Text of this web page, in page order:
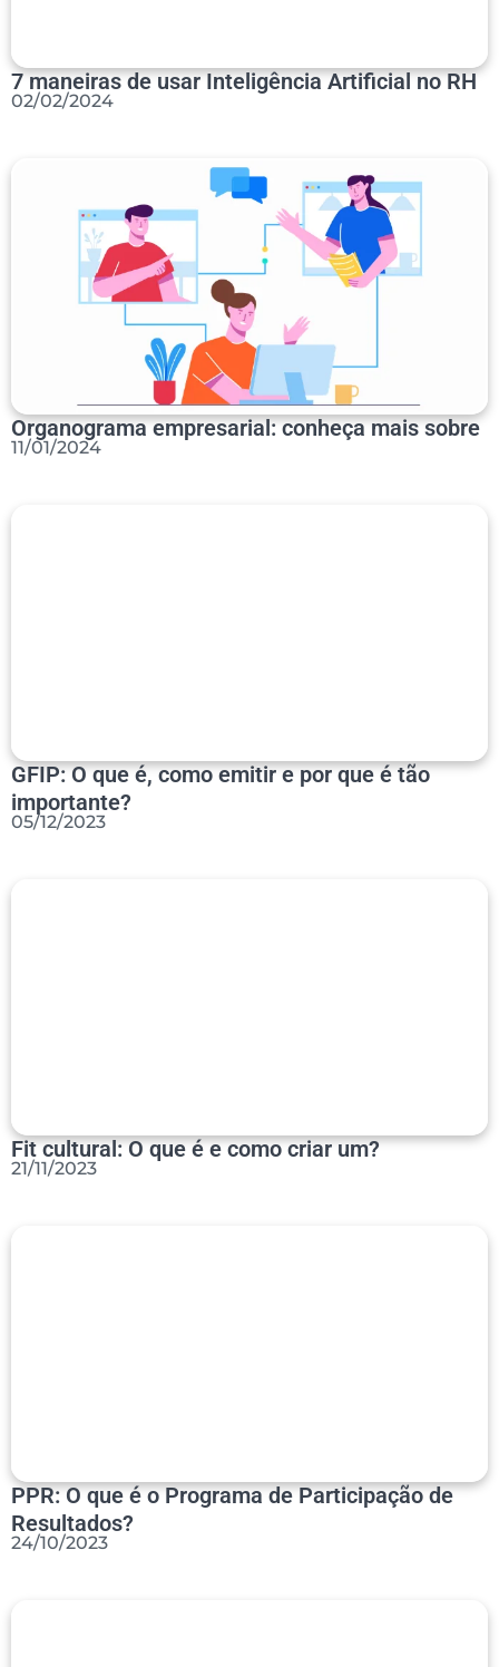
7 maneiras de usar Inteligência Artificial no RH
02/02/2024
Organograma empresarial: conheça mais sobre
11/01/2024
GFIP: O que é, como emitir e por que é tão
importante?
05/12/2023
Fit cultural: O que é e como criar um?
21/11/2023
PPR: O que é o Programa de Participação de
Resultados?
24/10/2023